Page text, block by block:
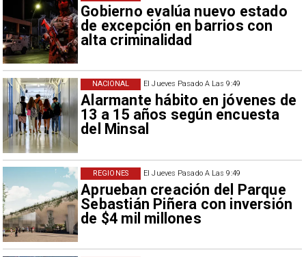
Gobierno evalúa nuevo estado
de excepción en barrios con
alta criminalidad
El Jueves Pasado A Las 9:49
Alarmante hábito en jóvenes de
13 a 15 años según encuesta
del Minsal
NACIONAL
El Jueves Pasado A Las 9:49
Aprueban creación del Parque
Sebastián Piñera con inversión
de $4 mil millones
REGIONES